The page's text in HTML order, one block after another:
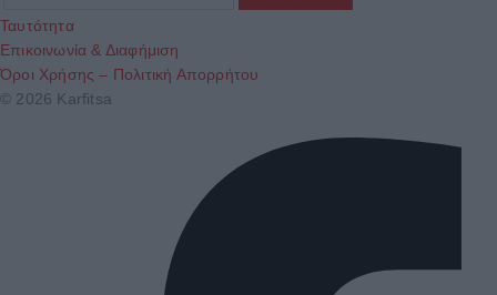
Ταυτότητα
Επικοινωνία & Διαφήμιση
Όροι Χρήσης – Πολιτική Απορρήτου
© 2026 Karfitsa